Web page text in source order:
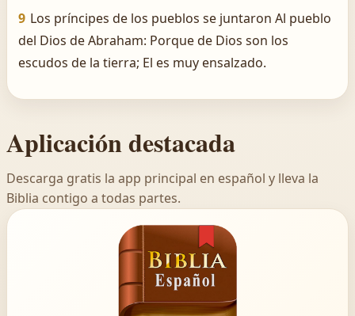
9 Los príncipes de los pueblos se juntaron Al pueblo
del Dios de Abraham: Porque de Dios son los
escudos de la tierra; El es muy ensalzado.
Aplicación destacada
Descarga gratis la app principal en español y lleva la
Biblia contigo a todas partes.